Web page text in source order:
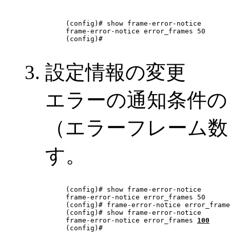
(config)# show frame-error-notice
frame-error-notice error_frames 50
(config)#
設定情報の変更
エラーの通知条件
（エラーフレーム
す。
(config)# show frame-error-notice
frame-error-notice error_frames 50
(config)# frame-error-notice
(config)# show frame-error-notice
frame-error-notice error_frames 100
(config)#